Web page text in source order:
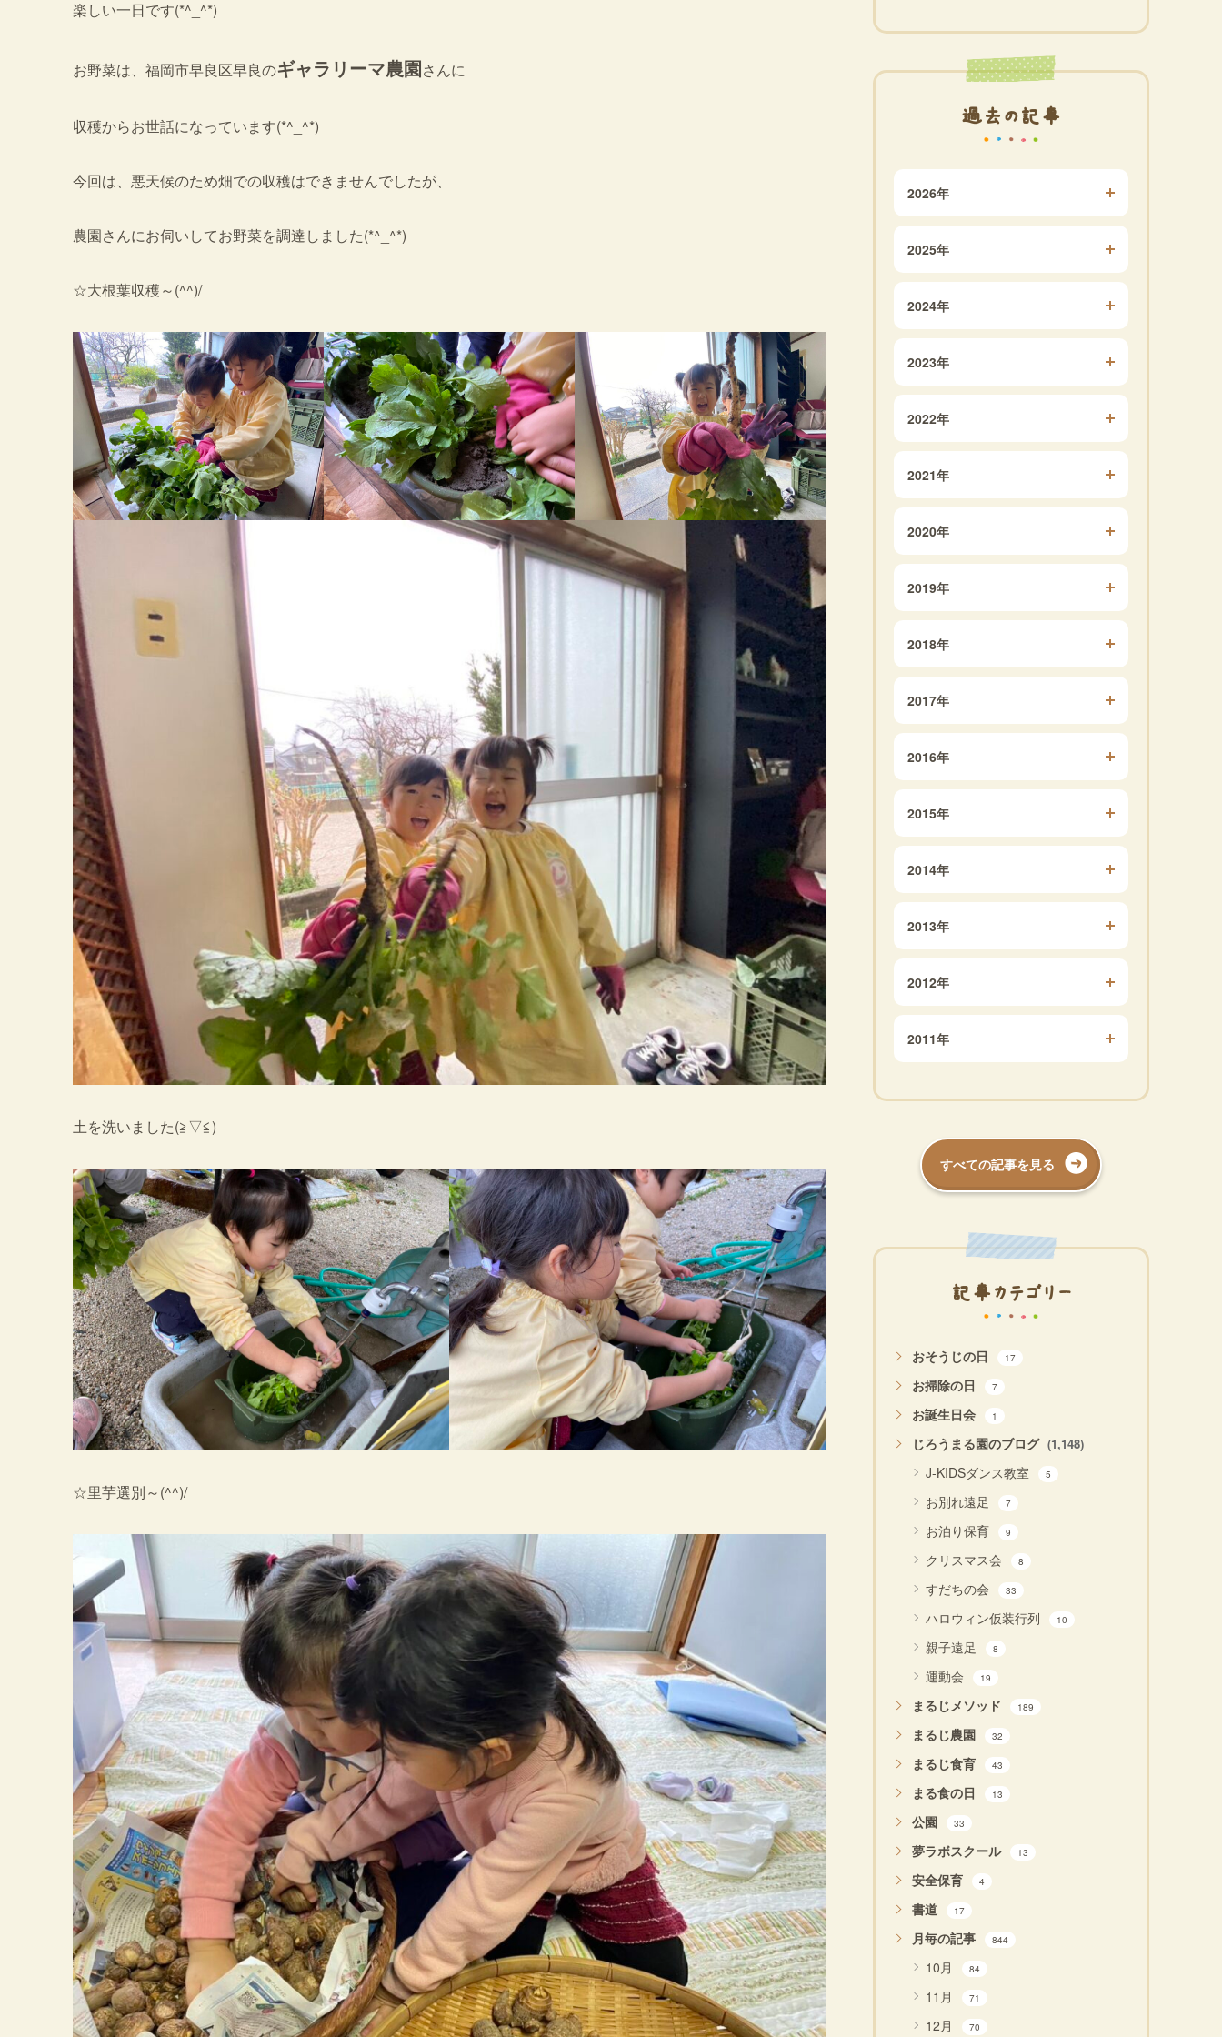
楽しい一日です(*^_^*)
お野菜は、福岡市早良区早良のギャラリーマ農園さんに
収穫からお世話になっています(*^_^*)
今回は、悪天候のため畑での収穫はできませんでしたが、
農園さんにお伺いしてお野菜を調達しました(*^_^*)
☆大根葉収穫～(^^)/
土を洗いました(≧▽≦)
☆里芋選別～(^^)/
過去の記事
2026年
2025年
2024年
2023年
2022年
2021年
2020年
2019年
2018年
2017年
2016年
2015年
2014年
2013年
2012年
2011年
すべての記事を見る
記事カテゴリー
おそうじの日 17
お掃除の日 7
お誕生日会 1
じろうまる園のブログ (1,148)
J-KIDSダンス教室 5
お別れ遠足 7
お泊り保育 9
クリスマス会 8
すだちの会 33
ハロウィン仮装行列 10
親子遠足 8
運動会 19
まるじメソッド 189
まるじ農園 32
まるじ食育 43
まる食の日 13
公園 33
夢ラボスクール 13
安全保育 4
書道 17
月毎の記事 844
10月 84
11月 71
12月 70